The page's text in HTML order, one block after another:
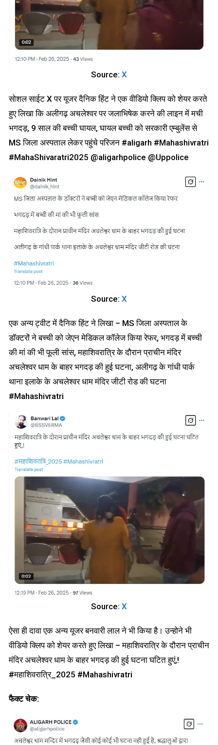
Source: X
सोशल साईट X पर यूजर दैनिक हिंट ने एक वीडियो क्लिप को शेयर करते
हुए लिखा कि अलीगढ़ अचलेश्वर पर जलाभिषेक करने की लाइन में मची
भगदड़, 9 साल की बच्ची घायल, घायल बच्ची को सरकारी एम्बुलेंस से
MS जिला अस्पताल लेकर पहुंचे परिजन #aligarh #Mahashivratri
#MahaShivaratri2025 @aligarhpolice @Uppolice
Source: X
एक अन्य ट्वीट में दैनिक हिंट ने लिखा – MS जिला अस्पताल के
डॉक्टरों ने बच्ची को जेएन मेडिकल कॉलेज किया रेफर, भगदड़ में बच्ची
की मां की भी फूली सांस, महाशिवरात्रि के दौरान प्राचीन मंदिर
अचलेश्वर धाम के बाहर भगदड़ की हुई घटना, अलीगढ़ के गांधी पार्क
थाना इलाके के अचलेश्वर धाम मंदिर जीटी रोड की घटना
#Mahashivratri
Source: X
ऐसा ही दावा एक अन्य यूजर बनवारी लाल ने भी किया है। उन्होने भी
वीडियो क्लिप को शेयर करते हुए लिखा – महाशिवरात्रि के दौरान प्राचीन
मंदिर अचलेश्वर धाम के बाहर भगदड़ की हुई घटना घटित हुएं,!
#महाशिवरात्रि_2025 #Mahashivratri
फैक्ट चेक: